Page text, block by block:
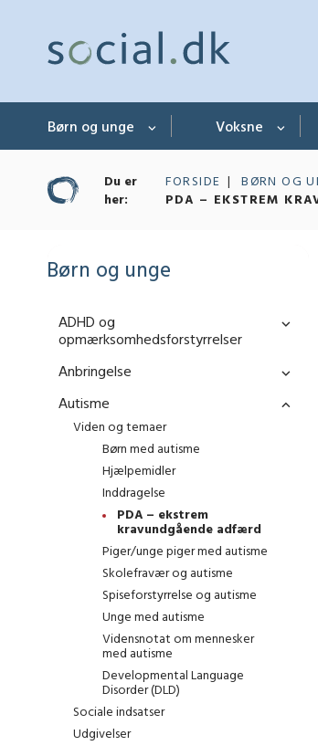
Børn og unge Voksne
Du er
her:
FORSIDE BØRN OG
PDA – EKSTREM
Børn og unge
ADHD og
opmærksomhedsforstyrrelser
Anbringelse
Autisme
Viden og temaer
Børn med autisme
Hjælpemidler
Inddragelse
PDA – ekstrem
kravundgående adfærd
Piger/unge piger med autisme
Skolefravær og autisme
Spiseforstyrrelse og autisme
Unge med autisme
Vidensnotat om mennesker
med autisme
Developmental Language
Disorder (DLD)
Sociale indsatser
Udgivelser